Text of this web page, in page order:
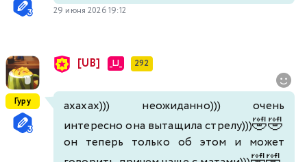
29 июня 2026 19:12
Гуру
[UB] _LJ_ 292
ахахах))) неожиданно))) очень
интересно она вытащила стрелу)))🤣🤣
он теперь только об этом и может